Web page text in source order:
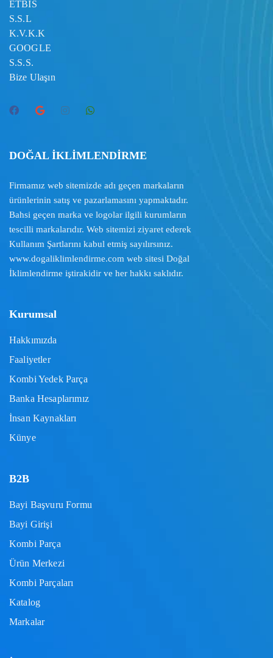
ETBİS
S.S.L
K.V.K.K
GOOGLE
S.S.S.
Bize Ulaşın
DOĞAL İKLİMLENDİRME
Firmamız web sitemizde adı geçen markaların
ürünlerinin satış ve pazarlamasını yapmaktadır.
Bahsi geçen marka ve logolar ilgili kurumların
tescilli markalarıdır. Web sitemizi ziyaret ederek
Kullanım Şartlarını kabul etmiş sayılırsınız.
www.dogaliklimlendirme.com web sitesi Doğal
İklimlendirme iştirakidir ve her hakkı saklıdır.
Kurumsal
Hakkımızda
Faaliyetler
Kombi Yedek Parça
Banka Hesaplarımız
İnsan Kaynakları
Künye
B2B
Bayi Başvuru Formu
Bayi Girişi
Kombi Parça
Ürün Merkezi
Kombi Parçaları
Katalog
Markalar